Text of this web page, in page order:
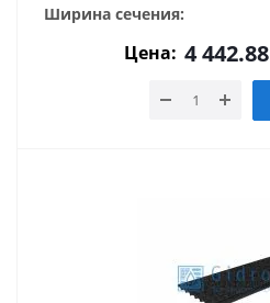
Ширина сечения:
Цена: 4 442.88